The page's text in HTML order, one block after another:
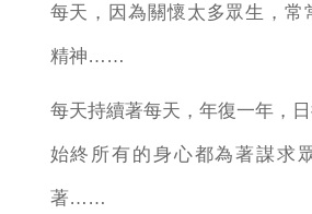
每天，因為關懷太多眾生，常
精神……
每天持續著每天，年復一年，
始終所有的身心都為著謀求
著……